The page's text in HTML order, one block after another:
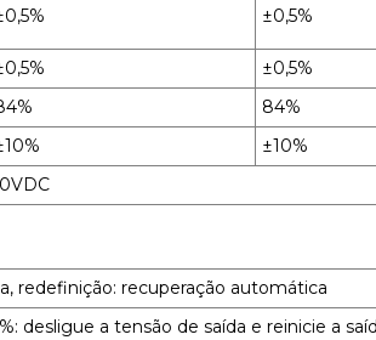
±0,5%
±0,5%
84%
±10%
redefinição: recuperação automática
desligue a tensão de saída e reinicie a